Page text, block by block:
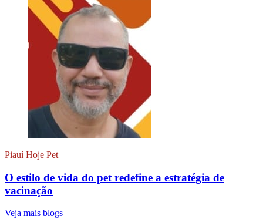
Piauí Hoje Pet
O estilo de vida do pet redefine a estratégia de
vacinação
Veja mais blogs